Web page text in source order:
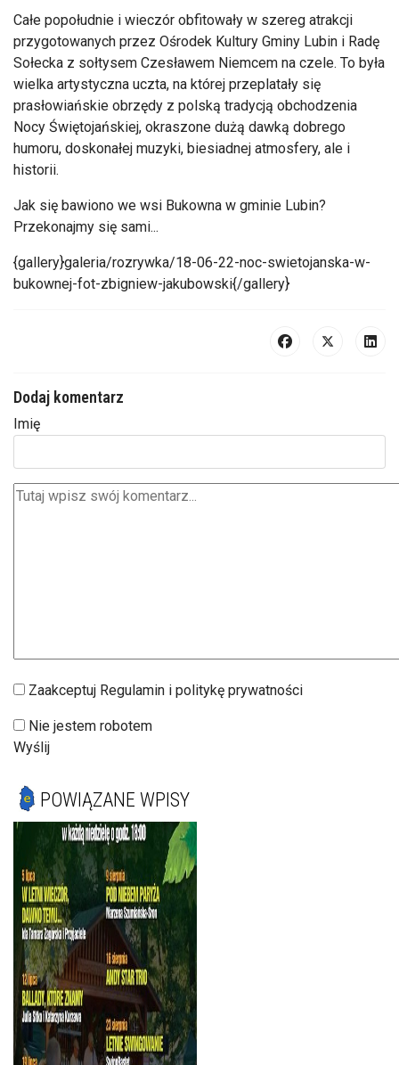
Całe popołudnie i wieczór obfitowały w szereg atrakcji
przygotowanych przez Ośrodek Kultury Gminy Lubin i Radę
Sołecka z sołtysem Czesławem Niemcem na czele. To była
wielka artystyczna uczta, na której przeplatały się
prasłowiańskie obrzędy z polską tradycją obchodzenia
Nocy Świętojańskiej, okraszone dużą dawką dobrego
humoru, doskonałej muzyki, biesiadnej atmosfery, ale i
historii.
Jak się bawiono we wsi Bukowna w gminie Lubin?
Przekonajmy się sami...
{gallery}galeria/rozrywka/18-06-22-noc-swietojanska-w-
bukownej-fot-zbigniew-jakubowski{/gallery}
Dodaj komentarz
Imię
Zaakceptuj Regulamin i politykę prywatności
Nie jestem robotem
Wyślij
POWIĄZANE WPISY